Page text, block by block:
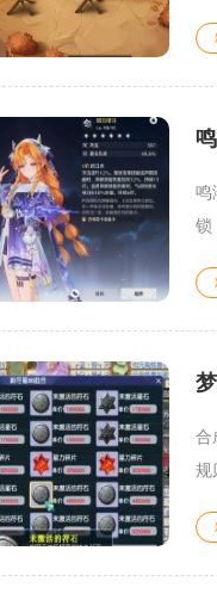
鸣
锁
合
规